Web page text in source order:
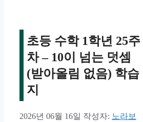
초등 수학 1학년 25주
차 – 10이 넘는 덧셈
(받아올림 없음) 학습
지
2026년 06월 16일 작성자: 노라보